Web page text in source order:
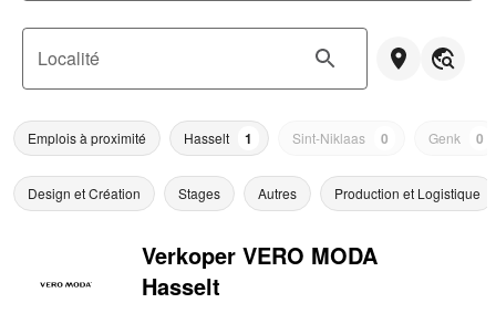
Localité
Emplois à proximité Hasselt 1 Sint-Niklaas 0 Genk 0
Design et Création Stages Autres Production et Logistique
Verkoper VERO MODA
Hasselt